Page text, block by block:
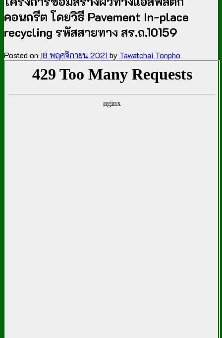
คอนกรีต โดยวิธี Pavement In-place
recycling รหัสสายทาง สร.ถ.10159
Posted on 18 พฤศจิกายน 2021 by Tawatchai Tonpho